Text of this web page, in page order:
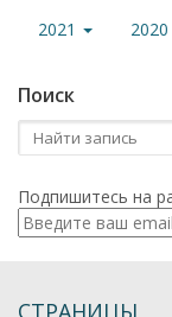
2021 2020
Поиск
Подпишитесь на
СТРАНИЦЫ